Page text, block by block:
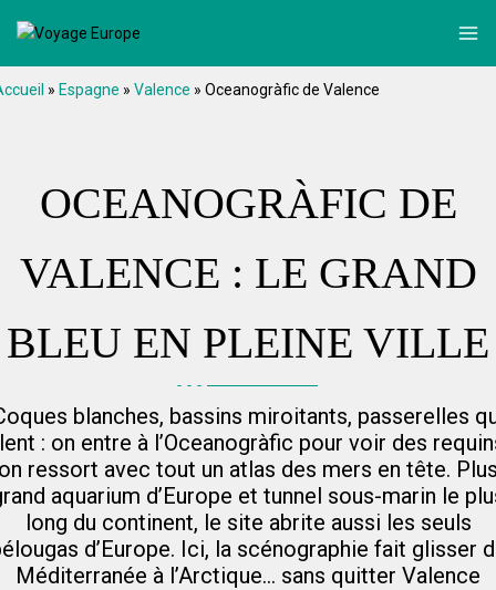
» Espagne » Valence » Oceanogràfic de Valence
OCEANOGRÀFIC DE
VALENCE : LE GRAND
BLEU EN PLEINE VILLE
blanches, bassins miroitants, passerelles
: on entre à l’Oceanogràfic pour voir des
ressort avec tout un atlas des mers en tête.
aquarium d’Europe et tunnel sous-marin le
long du continent, le site abrite aussi les seuls
d’Europe. Ici, la scénographie fait glisser
Méditerranée à l’Arctique… sans quitter Valence